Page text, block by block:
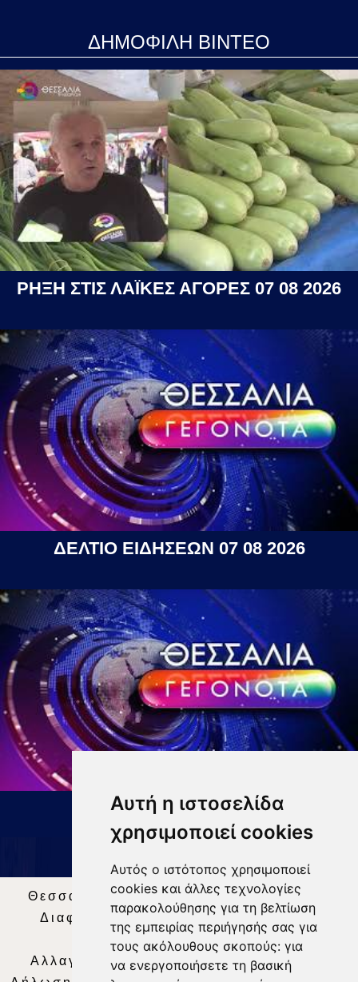
Αυτή η ιστοσελίδα
χρησιμοποιεί cookies
Αυτός ο ιστότοπος χρησιμοποιεί
cookies και άλλες τεχνολογίες
παρακολούθησης για τη βελτίωση
της εμπειρίας περιήγησής σας για
τους ακόλουθους σκοπούς: για
να ενεργοποιήσετε τη βασική
ΔΗΜΟΦΙΛΗ ΒΙΝΤΕΟ
ΡΗΞΗ ΣΤΙΣ ΛΑΪΚΕΣ ΑΓΟΡΕΣ 07 08 2026
ΔΕΛΤΙΟ ΕΙΔΗΣΕΩΝ 07 08 2026
ΔΕΛΤΙΟ ΕΙΔΗΣΕΩΝ 9 8 26
Θεσσαλία Τηλεόραση|SNG Services
Διαφήμιση | Όροι Χρήσης |Δήλωση
Απορρήτου |
Περιεχόμενο
Αλλαγή Προτιμήσεων για τα Cookies